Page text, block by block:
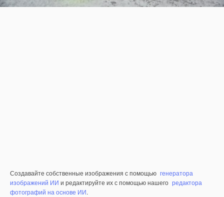
Создавайте собственные изображения с помощью генератора
изображений ИИ и редактируйте их с помощью нашего редактора
фотографий на основе ИИ.